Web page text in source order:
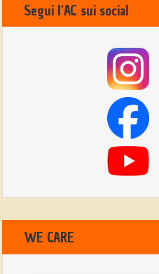
Segui l’AC sui social
WE CARE